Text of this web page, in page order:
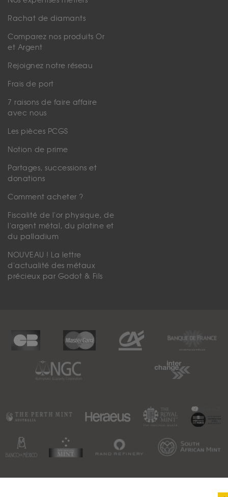
Rachat de diamants
Comparez nos produits Or
et Argent
Rejoignez notre réseau
Frais de port
7 raisons de faire affaire
avec nous
Les pièces PCGS
Notion de prime
Partages, successions et
donations
Comment acheter ?
Fiscalité de l'or physique, de
l'argent métal, du platine et
du palladium
NOUVEAU ! La lettre
d'actualité des métaux
précieux par Godot & Fils